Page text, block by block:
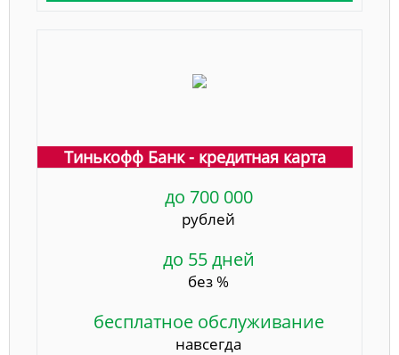
Тинькофф Банк - кредитная карта
до 700 000
рублей
до 55 дней
без %
бесплатное обслуживание
навсегда